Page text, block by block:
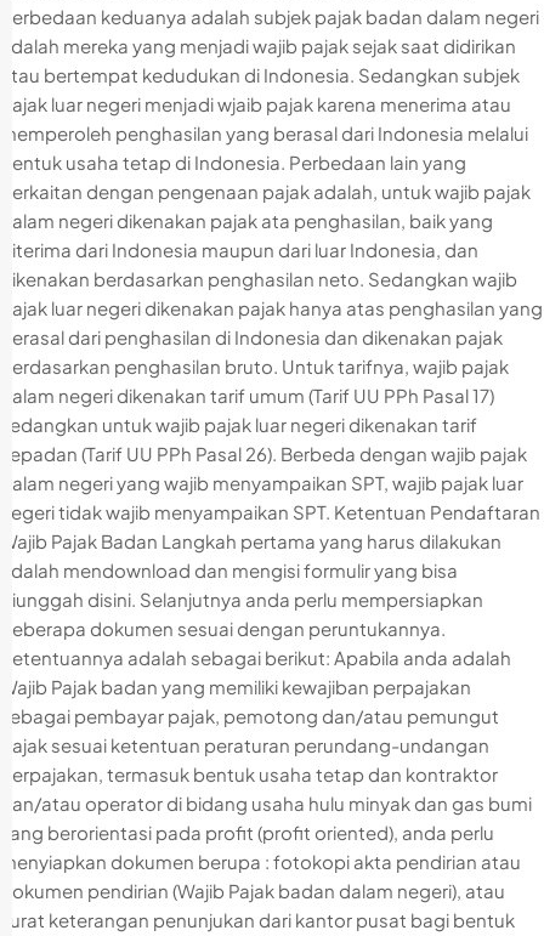
Perbedaan keduanya adalah subjek pajak badan dalam negeri
adalah mereka yang menjadi wajib pajak sejak saat didirikan
atau bertempat kedudukan di Indonesia. Sedangkan subjek
pajak luar negeri menjadi wjaib pajak karena menerima atau
memperoleh penghasilan yang berasal dari Indonesia melalui
bentuk usaha tetap di Indonesia. Perbedaan lain yang
berkaitan dengan pengenaan pajak adalah, untuk wajib pajak
dalam negeri dikenakan pajak ata penghasilan, baik yang
diterima dari Indonesia maupun dari luar Indonesia, dan
dikenakan berdasarkan penghasilan neto. Sedangkan wajib
pajak luar negeri dikenakan pajak hanya atas penghasilan yang
berasal dari penghasilan di Indonesia dan dikenakan pajak
berdasarkan penghasilan bruto. Untuk tarifnya, wajib pajak
dalam negeri dikenakan tarif umum (Tarif UU PPh Pasal 17)
sedangkan untuk wajib pajak luar negeri dikenakan tarif
sepadan (Tarif UU PPh Pasal 26). Berbeda dengan wajib pajak
dalam negeri yang wajib menyampaikan SPT, wajib pajak luar
negeri tidak wajib menyampaikan SPT. Ketentuan Pendaftaran
Wajib Pajak Badan Langkah pertama yang harus dilakukan
adalah mendownload dan mengisi formulir yang bisa
diunggah disini. Selanjutnya anda perlu mempersiapkan
beberapa dokumen sesuai dengan peruntukannya.
Ketentuannya adalah sebagai berikut: Apabila anda adalah
Wajib Pajak badan yang memiliki kewajiban perpajakan
sebagai pembayar pajak, pemotong dan/atau pemungut
pajak sesuai ketentuan peraturan perundang-undangan
perpajakan, termasuk bentuk usaha tetap dan kontraktor
dan/atau operator di bidang usaha hulu minyak dan gas bumi
yang berorientasi pada profit (profit oriented), anda perlu
menyiapkan dokumen berupa : fotokopi akta pendirian atau
dokumen pendirian (Wajib Pajak badan dalam negeri), atau
surat keterangan penunjukan dari kantor pusat bagi bentuk